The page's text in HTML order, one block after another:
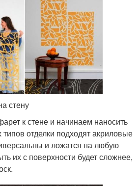
стену
к стене и начинаем наносить
отделки подходят акриловые
и ложатся на любую
их с поверхности будет сложнее,